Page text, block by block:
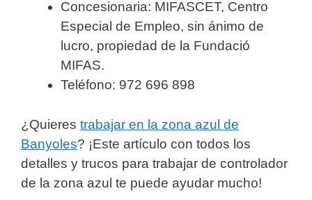
Concesionaria: MIFASCET, Centro
Especial de Empleo, sin ánimo de
lucro, propiedad de la Fundació
MIFAS.
Teléfono: 972 696 898
¿Quieres trabajar en la zona azul de
Banyoles? ¡Este artículo con todos los
detalles y trucos para trabajar de controlador
de la zona azul te puede ayudar mucho!